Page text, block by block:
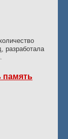
разработала
память